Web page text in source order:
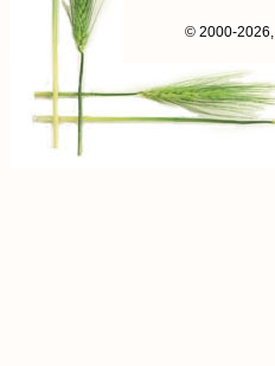
© 2000-2026,